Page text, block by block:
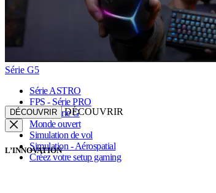
Série G5
Série ASTRO
FPS - Série PRO
FPS - Série G
Monde ouvert
Simulation de vol
Simulation - Aérospatial
Créez votre setup gaming
DÉCOUVRIR DÉCOUVRIR
L’INNOVATION